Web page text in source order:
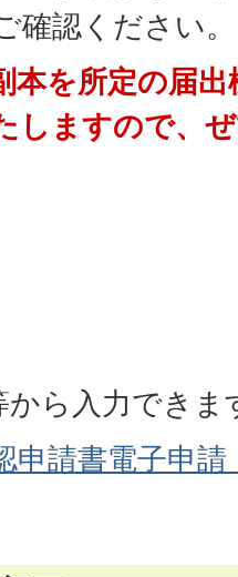
確認ください。
本を所定の届
しますので、
から入力できま
申請書電子申